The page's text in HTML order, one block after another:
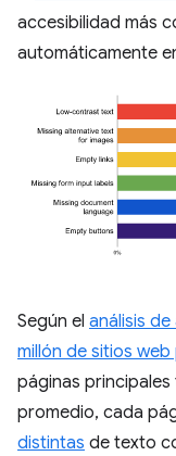
accesibilidad más
automáticamente
Según el análisis
millón de sitios web
páginas
promedio, cada
distintas de texto